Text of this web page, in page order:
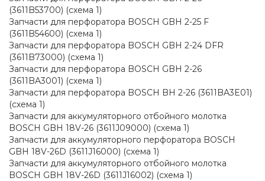
(3611B53700) (схема 1)
Запчасти для перфоратора BOSCH GBH 2-25 F
(3611B54600) (схема 1)
Запчасти для перфоратора BOSCH GBH 2-24 DFR
(3611B73000) (схема 1)
Запчасти для перфоратора BOSCH GBH 2-26
(3611BA3001) (схема 1)
Запчасти для перфоратора BOSCH BH 2-26 (3611BA3E01)
(схема 1)
Запчасти для аккумуляторного отбойного молотка
BOSCH GBH 18V-26 (3611J09000) (схема 1)
Запчасти для аккумуляторного перфоратора BOSCH
GBH 18V-26D (3611J16000) (схема 1)
Запчасти для аккумуляторного отбойного молотка
BOSCH GBH 18V-26D (3611J16002) (схема 1)